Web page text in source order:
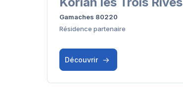
Gamaches 80220
Résidence partenaire
Découvrir